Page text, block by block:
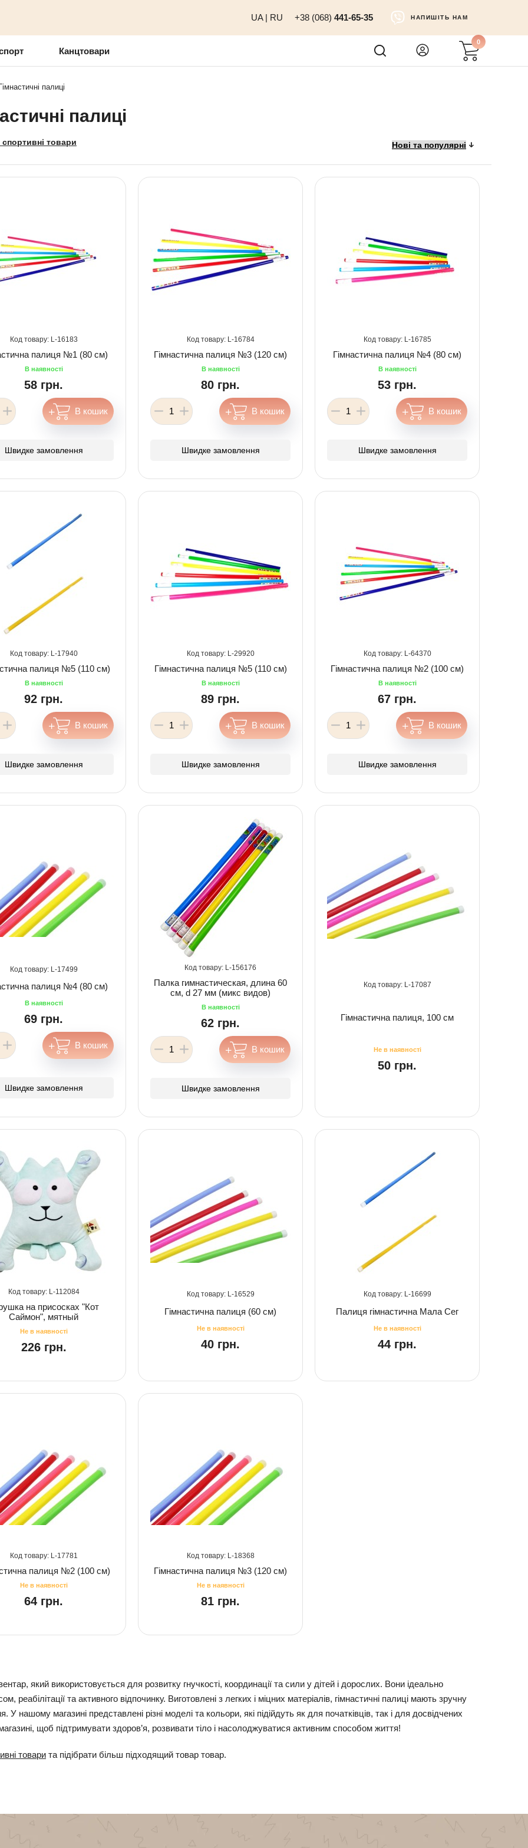
UA| RU +38 (068) 441-65-35 НАПИШІТЬ НАМ
Канцтовари
0
палиці
палиці
спортивні товари
16183
палиця №1 (80 см)
58 грн.
Швидке замовлення
16784
Гімнастична палиця №3 (120 см)
80 грн.
Швидке замовлення
16785
Гімнастична палиця №4 (80 см)
53 грн.
Швидке замовлення
17940
палиця №5 (110 см)
92 грн.
Швидке замовлення
29920
Гімнастична палиця №5 (110 см)
89 грн.
Швидке замовлення
64370
Гімнастична палиця №2 (100 см)
67 грн.
Швидке замовлення
17499
палиця №4 (80 см)
69 грн.
Швидке замовлення
156176
Палка гимнастическая, длина 60
см, d 27 мм (микс видов)
62 грн.
Швидке замовлення
17087
Гімнастична палиця, 100 см
50 грн.
112084
на присосках "Кот
Саймон", мятный
226 грн.
16529
Гімнастична палиця (60 см)
40 грн.
16699
Палиця гімнастична Мала Сег
44 грн.
17781
палиця №2 (100 см)
64 грн.
18368
Гімнастична палиця №3 (120 см)
81 грн.
який використовується для розвитку гнучкості, координації та сили у дітей і дорослих. Вони ідеально
та активного відпочинку. Виготовлені з легких і міцних матеріалів, гімнастичні палиці мають зручну
нашому магазині представлені різні моделі та кольори, які підійдуть як для початківців, так і для досвідчених
щоб підтримувати здоров’я, розвивати тіло і насолоджуватися активним способом життя!
товари та підібрати більш підходящий товар товар.